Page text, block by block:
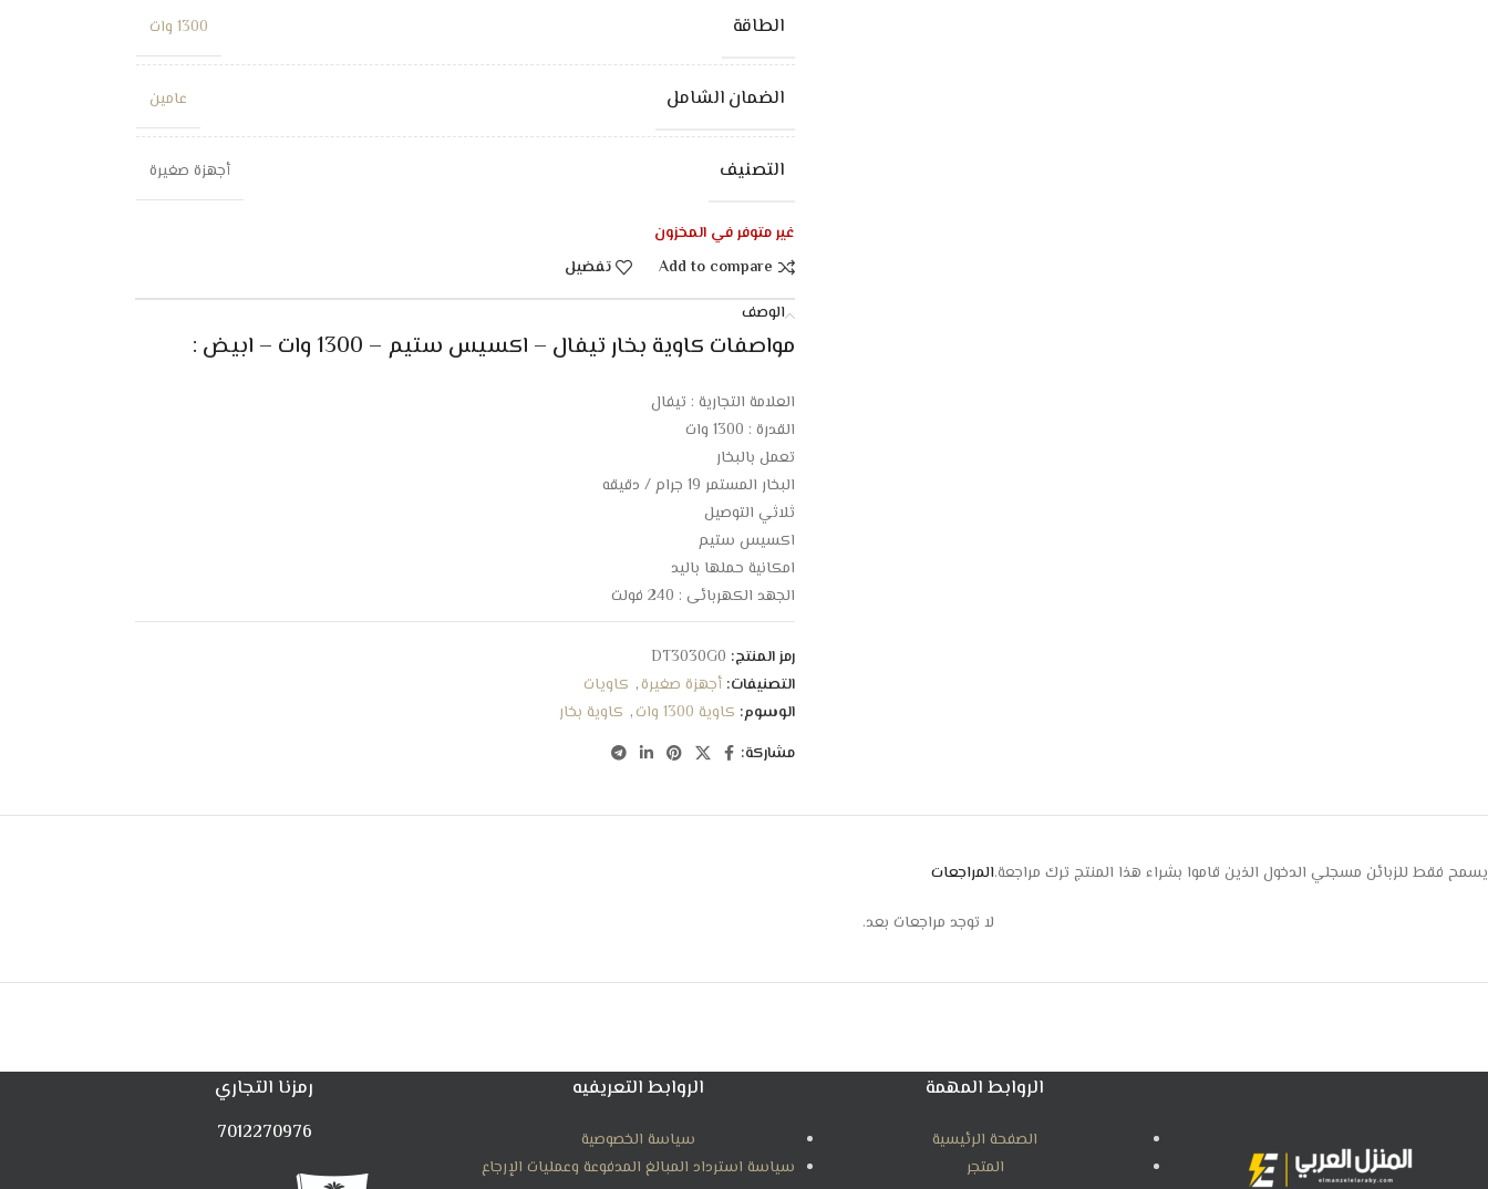
الطاقة 1300 وات
الضمان الشامل عامين
التصنيف أجهزة صغيرة
غير متوفر في المخزون
Add to compare
تفضيل
الوصف
مواصفات كاوية بخار تيفال – اكسيس ستيم – 1300 وات – ابيض :
العلامة التجارية : تيفال
القدرة : 1300 وات
تعمل بالبخار
البخار المستمر 19 جرام / دقيقه
ثلاثي التوصيل
اكسيس ستيم
امكانية حملها باليد
الجهد الكهربائي : 240 فولت
تصميم مميز وانيق
خفيفة الوزن
رمز المنتج: DT3030G0
التصنيفات: أجهزة صغيرة, كاويات
الوسوم: كاوية 1300 وات , كاوية بخار
مشاركة:
المراجعات
لا توجد مراجعات بعد.
يسمح فقط للزبائن مسجلي الدخول الذين قاموا بشراء هذا المنتج ترك مراجعة.
الروابط المهمة
الصفحة الرئيسية
المتجر
الروابط التعريفيه
سياسة الخصوصية
سياسة استرداد المبالغ المدفوعة وعمليات الإرجاع
رمزنا التجاري
7012270976